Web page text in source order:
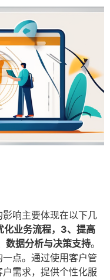
响主要体现在以下几
化业务流程，3、提高
数据分析与决策支持。
点。通过使用客户管
需求，提供个性化服